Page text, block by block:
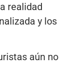
realidad
y los
aún no